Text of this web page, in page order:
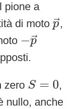
pione a
di moto →
p
p,
−→
p
p→
zero S = 0
S
,
nullo, anche